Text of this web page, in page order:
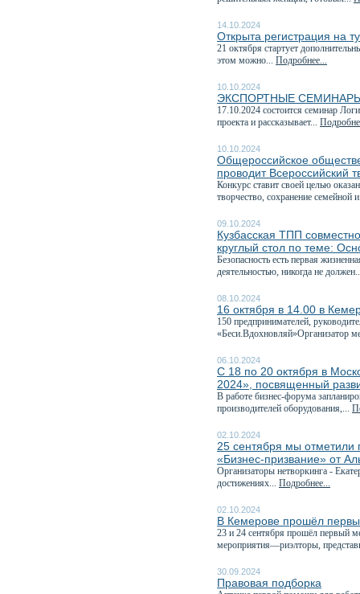
14.10.2024
Открыта регистрация на
21 октября стартует
этом можно... Подробнее...
10.10.2024
ЭКСПОРТНЫЕ
17.10.2024 состоится семинар
проекта и рассказывает...
10.10.2024
Общероссийское
проводит Всероссийский
Конкурс ставит своей целью
творчество, сохранение семейной
09.10.2024
Кузбасская ТПП
круглый стол по теме:
Безопасность есть первая
деятельностью, никогда не
08.10.2024
16 октября в 14.00 в
150 предпринимателей,
«Беси.Вдохновляй»Организатор
06.10.2024
С 18 по 20 октября в
2024», посвященный
В работе бизнес-форума
производителей оборудования,...
02.10.2024
25 сентября мы отметили
«Бизнес-призвание» от
Организаторы нетворкинга -
достижениях... Подробнее...
02.10.2024
В Кемерове прошёл
23 и 24 сентября прошёл первый
мероприятия—риэлторы,
30.09.2024
Правовая подборка